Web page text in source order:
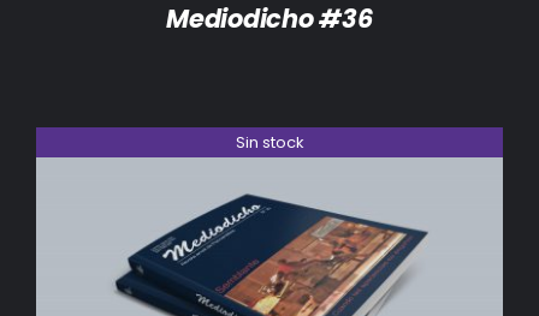
Mediodicho #36
Sin stock
DETALLES